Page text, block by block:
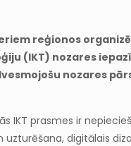
reģionos
(IKT) nozares
nozares
IKT prasmes ir
digitālais